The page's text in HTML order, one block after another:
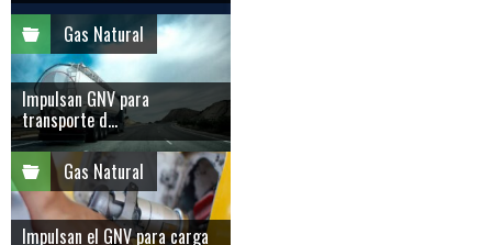
Gas Natural
Impulsan GNV para
transporte d...
Gas Natural
Impulsan el GNV para carga